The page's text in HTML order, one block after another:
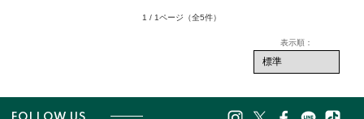
1 / 1ページ （全5件）